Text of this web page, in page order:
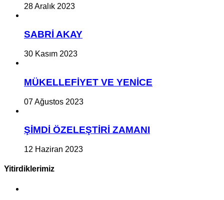
28 Aralık 2023
SABRİ AKAY
30 Kasım 2023
MÜKELLEFİYET VE YENİCE
07 Ağustos 2023
ŞİMDİ ÖZELEŞTİRİ ZAMANI
12 Haziran 2023
Yitirdiklerimiz